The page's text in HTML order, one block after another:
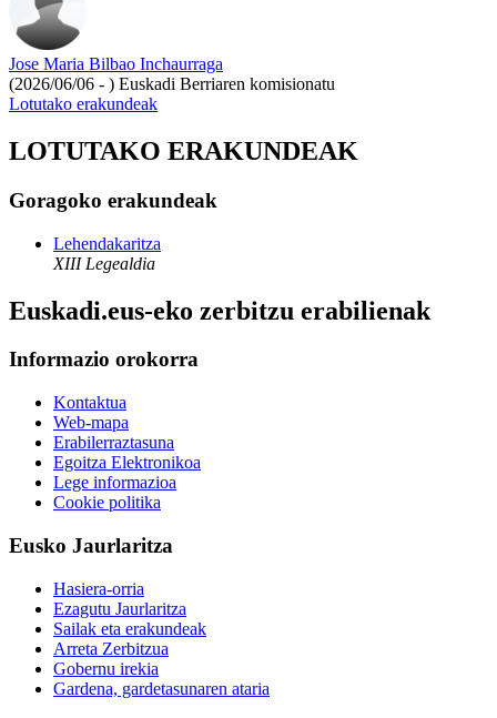
Jose Maria Bilbao Inchaurraga
(2026/06/06 - ) Euskadi Berriaren komisionatu
Lotutako erakundeak
LOTUTAKO ERAKUNDEAK
Goragoko erakundeak
Lehendakaritza
XIII Legealdia
Euskadi.eus-eko zerbitzu erabilienak
Informazio orokorra
Kontaktua
Web-mapa
Erabilerraztasuna
Egoitza Elektronikoa
Lege informazioa
Cookie politika
Eusko Jaurlaritza
Hasiera-orria
Ezagutu Jaurlaritza
Sailak eta erakundeak
Arreta Zerbitzua
Gobernu irekia
Gardena, gardetasunaren ataria